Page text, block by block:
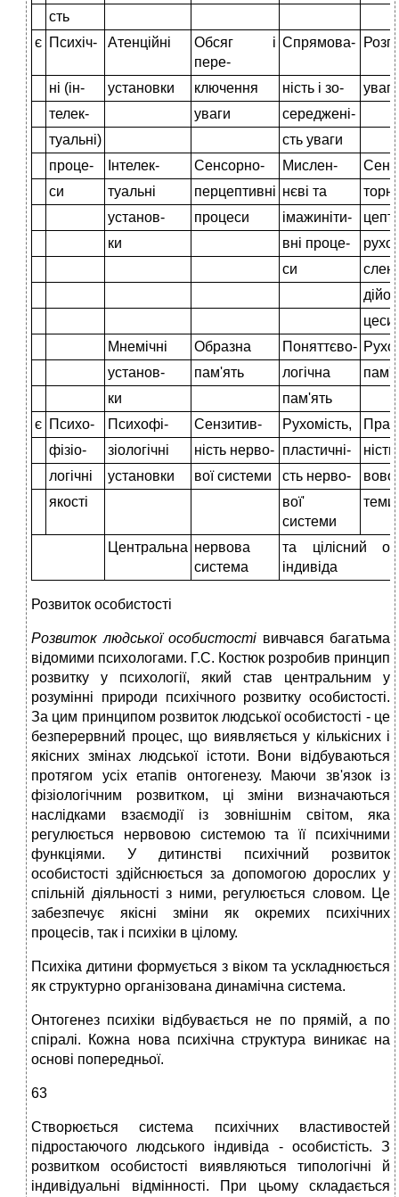
сть
є Психіч- Атенційні
Обсяг і
пере-
Спрямова-
ні (ін- установки ключення ність і зо-
уваги
телек-
уваги
середжені-
туальні)
сть уваги
проце-
Інтелек- Сенсорно- Мислен-
си
туальні перцептивні нєві та
установ-
процеси імажиніти-
ки
вні проце-
си
цеси
Мнемічні
Образна Поняттєво-
установ-
пам'ять логічна
ки
пам'ять
є Психо- Психофі- Сензитив- Рухомість,
фізіо-
зіологічні ність нерво- пластичні-
логічні
установки вої системи сть нерво-
якості
вої'
системи
теми
Центральна нервова
система
та цілісний
індивіда
Розвиток особистості
Розвиток людської особистості вивчався багатьма
відомими психологами. Г.С. Костюк розробив принцип
розвитку у психології, який став центральним у
розумінні природи психічного розвитку особистості.
За цим принципом розвиток людської особистості - це
безперервний процес, що виявляється у кількісних і
якісних змінах людської істоти. Вони відбуваються
протягом усіх етапів онтогенезу. Маючи зв'язок із
фізіологічним розвитком, ці зміни визначаються
наслідками взаємодії із зовнішнім світом, яка
регулюється нервовою системою та її психічними
функціями. У дитинстві психічний розвиток
особистості здійснюється за допомогою дорослих у
спільній діяльності з ними, регулюється словом. Це
забезпечує якісні зміни як окремих психічних
процесів, так і психіки в цілому.
Психіка дитини формується з віком та ускладнюється
як структурно організована динамічна система.
Онтогенез психіки відбувається не по прямій, а по
спіралі. Кожна нова психічна структура виникає на
основі попередньої.
63
Створюється система психічних властивостей
підростаючого людського індивіда - особистість. З
розвитком особистості виявляються типологічні й
індивідуальні відмінності. При цьому складається